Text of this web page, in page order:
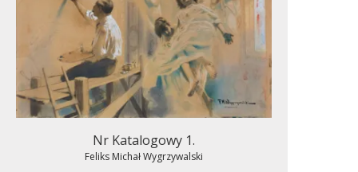
Nr Katalogowy 1.
Feliks Michał Wygrzywalski